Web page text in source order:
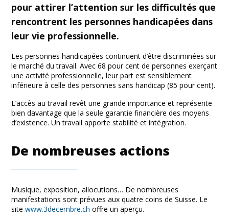
pour attirer l’attention sur les difficultés que
rencontrent les personnes handicapées dans
leur vie professionnelle.
Les personnes handicapées continuent d’être discriminées sur
le marché du travail. Avec 68 pour cent de personnes exerçant
une activité professionnelle, leur part est sensiblement
inférieure à celle des personnes sans handicap (85 pour cent).
L’accès au travail revêt une grande importance et représente
bien davantage que la seule garantie financière des moyens
d’existence. Un travail apporte stabilité et intégration.
De nombreuses actions
Musique, exposition, allocutions… De nombreuses
manifestations sont prévues aux quatre coins de Suisse. Le
site www.3decembre.ch offre un aperçu.